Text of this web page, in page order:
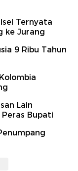
Ternyata
ke Jurang
9 Ribu Tahun
Lain
Peras Bupati